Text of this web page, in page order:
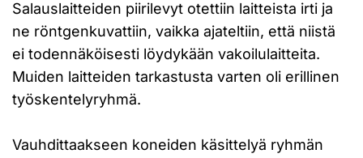
Salauslaitteiden piirilevyt otettiin laitteista irti ja
ne röntgenkuvattiin, vaikka ajateltiin, että niistä
ei todennäköisesti löydykään vakoilulaitteita.
Muiden laitteiden tarkastusta varten oli erillinen
työskentelyryhmä.
Vauhdittaakseen koneiden käsittelyä ryhmän